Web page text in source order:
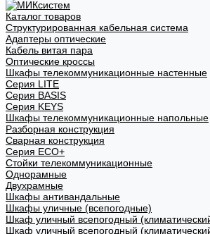
Каталог товаров
Структурированная кабельная система
Адаптеры оптические
Кабель витая пара
Оптические кроссы
Шкафы телекоммуникационные настенные
Cерия LITE
Cерия BASIS
Cерия KEYS
Шкафы телекоммуникационные напольные
Разборная конструкция
Сварная конструкция
Серия ECO+
Стойки телекоммуникационные
Однорамные
Двухрамные
Шкафы антивандальные
Шкафы уличные (всепогодные)
Шкаф уличный всепогодный
Шкаф уличный всепогодный